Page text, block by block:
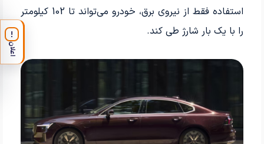
استفاده فقط از نیروی برق، خودرو می‌تواند تا 102 کیلومتر
را با یک بار شارژ طی کند.
!
اعلان